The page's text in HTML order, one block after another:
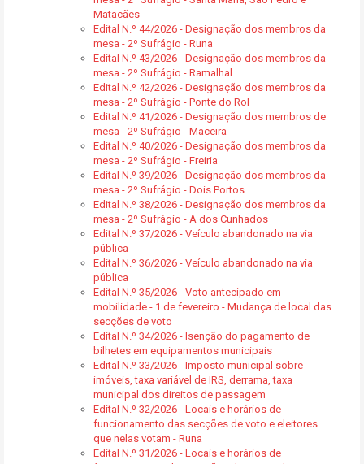
Matacães
Edital N.º 44/2026 - Designação dos membros da
mesa - 2º Sufrágio - Runa
Edital N.º 43/2026 - Designação dos membros da
mesa - 2º Sufrágio - Ramalhal
Edital N.º 42/2026 - Designação dos membros da
mesa - 2º Sufrágio - Ponte do Rol
Edital N.º 41/2026 - Designação dos membros de
mesa - 2º Sufrágio - Maceira
Edital N.º 40/2026 - Designação dos membros da
mesa - 2º Sufrágio - Freiria
Edital N.º 39/2026 - Designação dos membros da
mesa - 2º Sufrágio - Dois Portos
Edital N.º 38/2026 - Designação dos membros da
mesa - 2º Sufrágio - A dos Cunhados
Edital N.º 37/2026 - Veículo abandonado na via
pública
Edital N.º 36/2026 - Veículo abandonado na via
pública
Edital N.º 35/2026 - Voto antecipado em
mobilidade - 1 de fevereiro - Mudança de local das
secções de voto
Edital N.º 34/2026 - Isenção do pagamento de
bilhetes em equipamentos municipais
Edital N.º 33/2026 - Imposto municipal sobre
imóveis, taxa variável de IRS, derrama, taxa
municipal dos direitos de passagem
Edital N.º 32/2026 - Locais e horários de
funcionamento das secções de voto e eleitores
que nelas votam - Runa
Edital N.º 31/2026 - Locais e horários de